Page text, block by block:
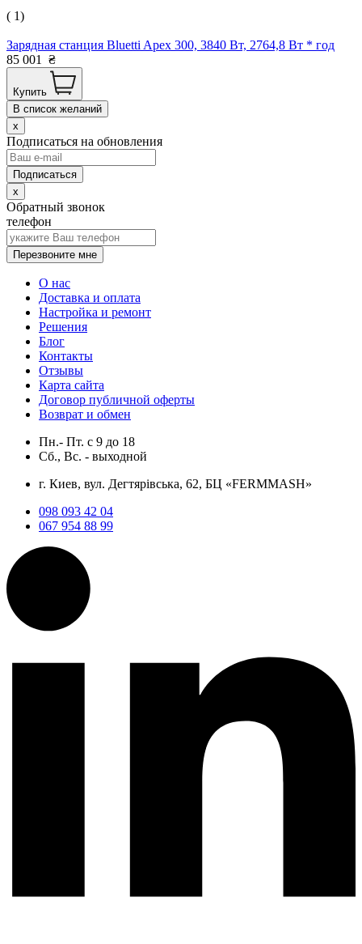
( 1)
Зарядная станция Bluetti Apex 300, 3840 Вт, 2764,8 Вт * год
85 001
₴
Купить
В список желаний
x
Подписаться на обновления
x
Обратный звонок
телефон
Перезвоните мне
О нас
Доставка и оплата
Настройка и ремонт
Решения
Блог
Контакты
Отзывы
Карта сайта
Договор публичной оферты
Возврат и обмен
Пн.- Пт. с 9 до 18
Сб., Вс. - выходной
г. Киев, вул. Дегтярівська, 62, БЦ «FERMMASH»
098 093 42 04
067 954 88 99